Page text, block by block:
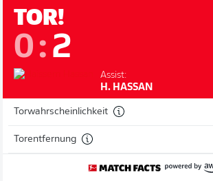
TOR!
0: 2
Assist:
H. HASSAN
Torwahrscheinlichkeit
Torentfernung